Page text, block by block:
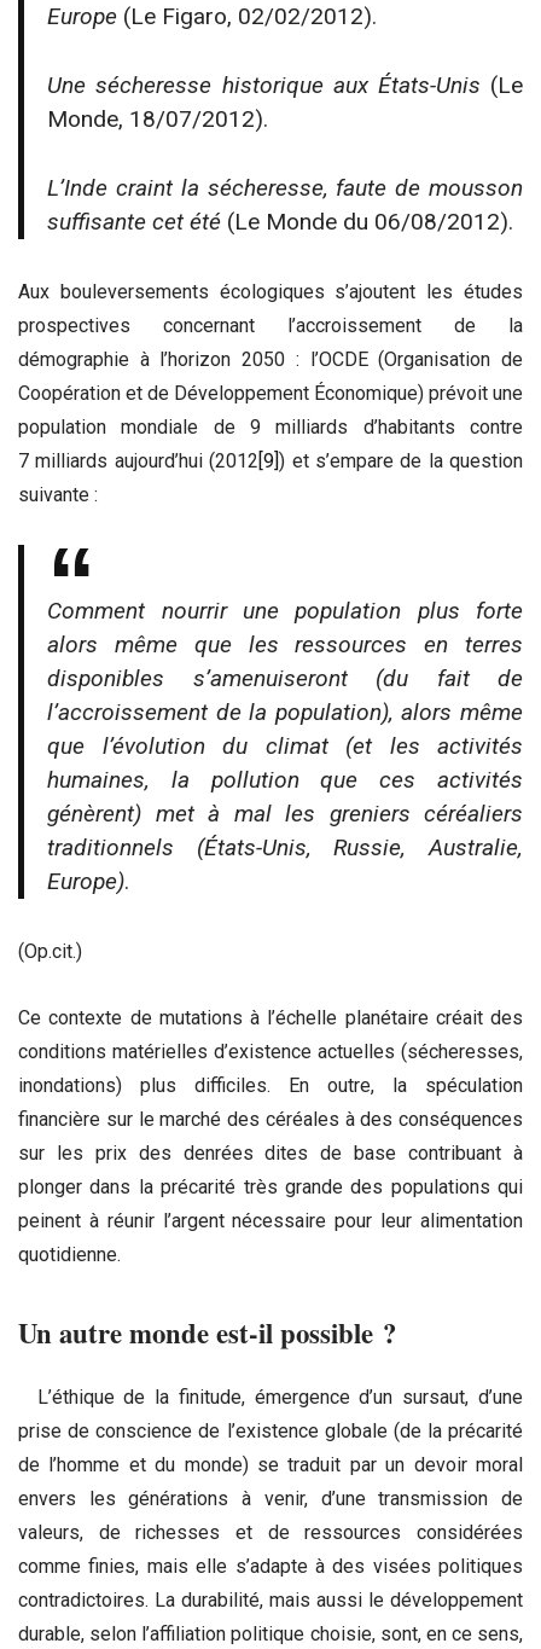
Europe (Le Figaro, 02/02/2012).
Une sécheresse historique aux États-Unis (Le
Monde, 18/07/2012).
L’Inde craint la sécheresse, faute de mousson
suffisante cet été (Le Monde du 06/08/2012).
Aux bouleversements écologiques s’ajoutent les études
prospectives concernant l’accroissement de la
démographie à l’horizon 2050 : l’OCDE (Organisation de
Coopération et de Développement Économique) prévoit une
population mondiale de 9 milliards d’habitants contre
7 milliards aujourd’hui (2012 [9]) et s’empare de la question
suivante :
Comment nourrir une population plus forte
alors même que les ressources en terres
disponibles s’amenuiseront (du fait de
l’accroissement de la population), alors même
que l’évolution du climat (et les activités
humaines, la pollution que ces activités
génèrent) met à mal les greniers céréaliers
traditionnels (États-Unis, Russie, Australie,
Europe).
(Op.cit.)
Ce contexte de mutations à l’échelle planétaire créait des
conditions matérielles d’existence actuelles (sécheresses,
inondations) plus difficiles. En outre, la spéculation
financière sur le marché des céréales à des conséquences
sur les prix des denrées dites de base contribuant à
plonger dans la précarité très grande des populations qui
peinent à réunir l’argent nécessaire pour leur alimentation
quotidienne.
Un autre monde est-il possible ?
L’éthique de la finitude, émergence d’un sursaut, d’une
prise de conscience de l’existence globale (de la précarité
de l’homme et du monde) se traduit par un devoir moral
envers les générations à venir, d’une transmission de
valeurs, de richesses et de ressources considérées
comme finies, mais elle s’adapte à des visées politiques
contradictoires. La durabilité, mais aussi le développement
durable, selon l’affiliation politique choisie, sont, en ce sens,